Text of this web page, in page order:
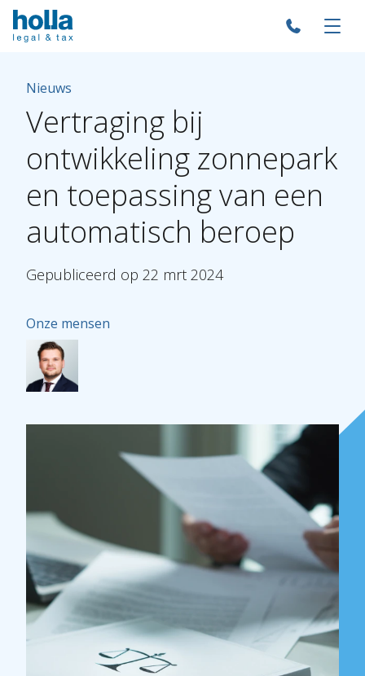
Expertises
Topics
Internationaal
Nieuws
Nieuws
Vertraging bij
ontwikkeling zonnepark
en toepassingvan een
automatisch beroep
Gepubliceerd op 22 mrt 2024
Onze mensen